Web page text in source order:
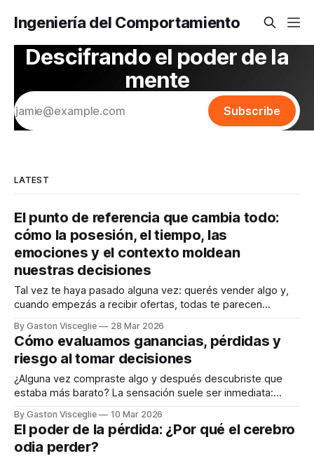
Ingeniería del Comportamiento
Descifrando el poder de la
mente
Subscribe
LATEST
El punto de referencia que cambia todo:
cómo la posesión, el tiempo, las
emociones y el contexto moldean
nuestras decisiones
Tal vez te haya pasado alguna vez: querés vender algo y,
cuando empezás a recibir ofertas, todas te parecen
los demás están dispuestos a pagar. Cuando alguien
intenta vender un auto o un departamento suele ocurrir algo
curioso: el
By Gaston Visceglie 28 Mar 2026
Cómo evaluamos ganancias, pérdidas y
riesgo al tomar decisiones
¿Alguna vez compraste algo y después descubriste que
estaba más barato? La sensación suele ser inmediata:
algo dentro nuestro siente que perdió. Imaginemos la
siguiente situación. Una persona compra una campera que
cuesta 100 dólares. Una semana después descubre que el
By Gaston Visceglie 10 Mar 2026
El poder de la pérdida: ¿Por qué el cerebro
odia perder?